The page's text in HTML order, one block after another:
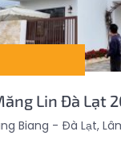
Lin Đà Lạt
Biang - Đà Lạt,